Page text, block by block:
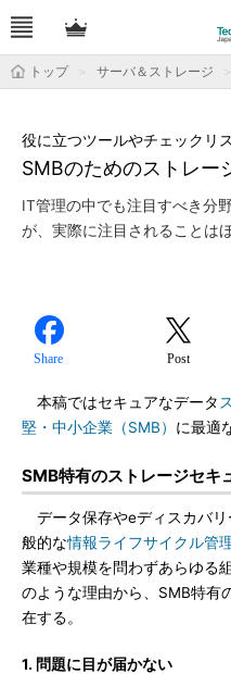
トップ サーバ＆ストレージ
SMBのためのストレー
役に立つツールやチェックリ
IT管理の中でも注目すべき分
が、実際に注目されることは
Share Post
本稿ではセキュアなデータ
堅・中小企業（SMB） に最適
SMB特有のストレージセキ
データ保存やeディスカバ
般的な情報ライフサイクル管
業種や規模を問わずあらゆる
のような理由から、SMB特有
在する。
1. 問題に目が届かない